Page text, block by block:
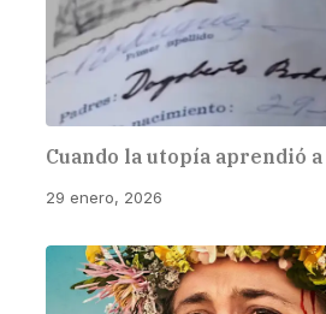
Cuando la utopía aprendió
29 enero, 2026